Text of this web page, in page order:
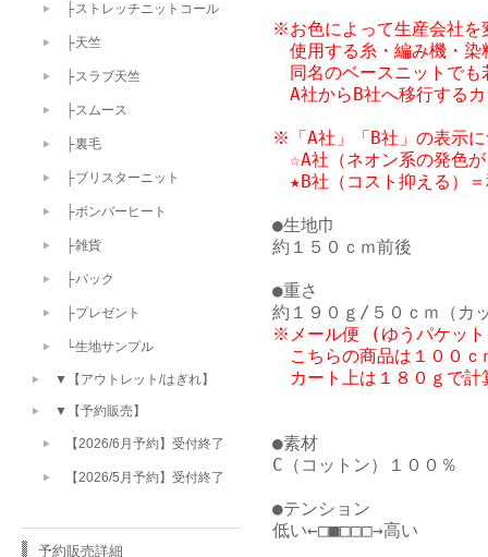
※お色によって生産会社を
使用する糸・編み機・染
同名のベースニットでも
A社からB社へ移行する
※「A社」「B社」の表示
☆A社（ネオン系の発色
●生地巾
約１５０ｃｍ前後
●重さ
※メール便 (ゆうパケット
こちらの商品は１００
●素材
C（コットン）１００％
●テンション
低い←□■□□□→高い
├ストレッチニットコール
├天竺
├スラブ天竺
├スムース
├裏毛
├ブリスターニット
├ボンバーヒート
├雑貨
├パック
├プレゼント
└生地サンプル
▼【アウトレット/はぎれ】
▼【予約販売】
【2026/6月予約】受付終了
【2026/5月予約】受付終了
予約販売詳細